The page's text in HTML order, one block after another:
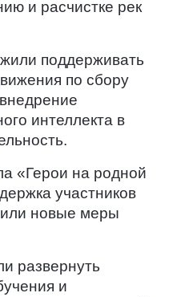
и расчистке рек
поддерживать
по сбору
интеллекта в
«Герои на родной
участников
новые меры
развернуть
и